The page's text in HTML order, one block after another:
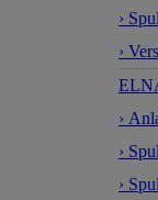
›
›
›
›
›